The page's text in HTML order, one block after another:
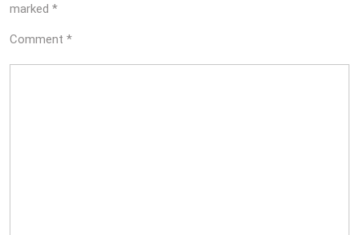
marked *
Comment *